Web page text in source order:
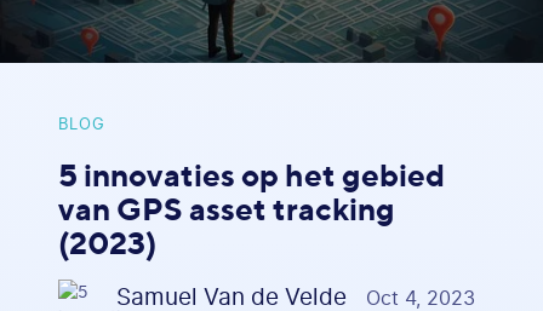
BLOG
5 innovaties op het gebied
van GPS asset tracking
(2023)
Samuel Van de Velde Oct 4, 2023